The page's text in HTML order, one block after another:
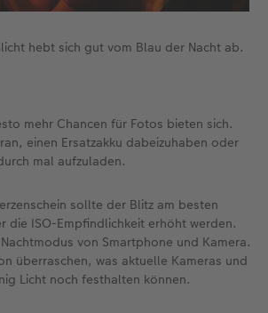
hebt sich gut vom Blau der Nacht ab.
mehr Chancen für Fotos bieten sich.
einen Ersatzakku dabeizuhaben oder
mal aufzuladen.
sollte der Blitz am besten
die ISO-Empfindlichkeit erhöht werden.
von Smartphone und Kamera.
überraschen, was aktuelle Kameras und
Licht noch festhalten können.